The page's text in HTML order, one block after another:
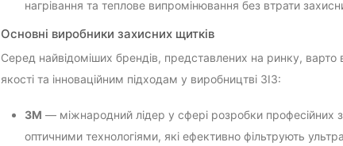
нагрівання та теплове випромінювання без втрати
Основні виробники захисних щитків
Серед найвідоміших брендів, представлених на ринку,
якості та інноваційним підходам у виробництві ЗІЗ:
3M — міжнародний лідер у сфері розробки
оптичними технологіями, які ефективно фільтрують